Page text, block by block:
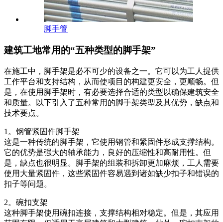
脚手管
建筑工地常用的“五种类型的脚手架”
在施工中，脚手架是必不可少的设备之一。它可以为工人提供
工作平台和支持结构，从而使项目的构建更安全，更顺畅。但
是，在使用脚手架时，有必要选择合适的类型以确保建筑安全
和质量。以下引入了五种常用的脚手架类型及其优势，缺点和
技术要点。
1。钢管紧固件脚手架
这是一种传统的脚手架，它使用钢管和紧固件形成支撑结构。
它的优势是强大的轴承能力，良好的压缩性和高耐用性。但
是，缺点也很明显。脚手架的组装和拆卸更加麻烦，工人需要
使用大量紧固件，这些紧固件容易遇到诸如缺少扣子和错误的
扣子等问题。
2。碗扣支架
这种脚手架使用碗扣连接，支撑结构相对稳定。但是，其应用